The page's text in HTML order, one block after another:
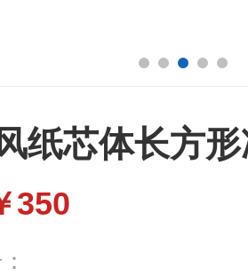
纸芯体长方
350